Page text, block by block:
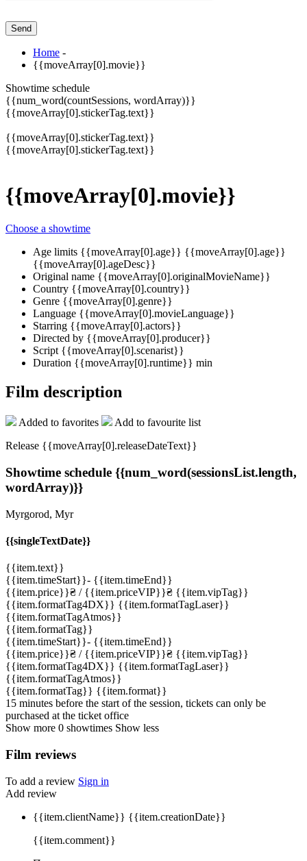
Home -
{{moveArray[0].movie}}
Showtime schedule
{{num_word(countSessions, wordArray)}}
{{moveArray[0].stickerTag.text}}
{{moveArray[0].stickerTag.text}}
{{moveArray[0].stickerTag.text}}
{{moveArray[0].movie}}
Choose a showtime
Age limits {{moveArray[0].age}} {{moveArray[0].age}}
{{moveArray[0].ageDesc}}
Original name {{moveArray[0].originalMovieName}}
Country {{moveArray[0].country}}
Genre {{moveArray[0].genre}}
Language {{moveArray[0].movieLanguage}}
Starring {{moveArray[0].actors}}
Directed by {{moveArray[0].producer}}
Script {{moveArray[0].scenarist}}
Duration {{moveArray[0].runtime}} min
Film description
Added to favorites
Add to favourite list
Release {{moveArray[0].releaseDateText}}
Showtime schedule {{num_word(sessionsList.length,
wordArray)}}
Myrgorod, Myr
{{singleTextDate}}
{{item.text}}
{{item.timeStart}}- {{item.timeEnd}}
{{item.price}}₴ / {{item.priceVIP}}₴ {{item.vipTag}}
{{item.formatTag4DX}} {{item.formatTagLaser}}
{{item.formatTagAtmos}}
{{item.formatTag}}
{{item.timeStart}}- {{item.timeEnd}}
{{item.price}}₴ / {{item.priceVIP}}₴ {{item.vipTag}}
{{item.formatTag4DX}} {{item.formatTagLaser}}
{{item.formatTagAtmos}}
{{item.formatTag}} {{item.format}}
15 minutes before the start of the session, tickets can only be
purchased at the ticket office
Show more 0 showtimes Show less
Film reviews
To add a review Sign in
Add review
{{item.clientName}} {{item.creationDate}}
{{item.comment}}